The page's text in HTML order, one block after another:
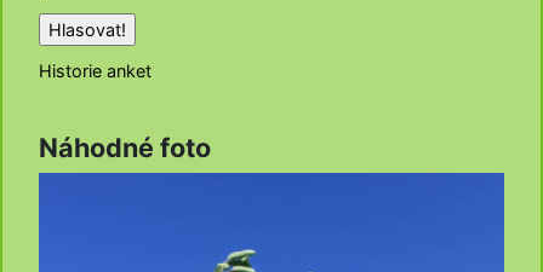
Historie anket
Náhodné foto